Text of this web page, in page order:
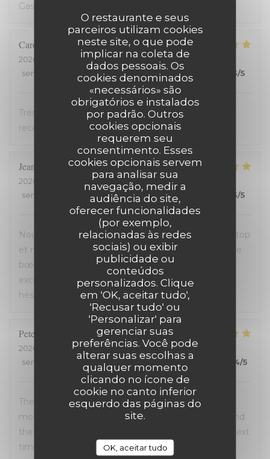
O restaurante e seus
parceiros utilizam cookies
neste site, o que pode
implicar na coleta de
dados pessoais. Os
cookies denominados
«necessários» são
obrigatórios e instalados
por padrão. Outros
cookies opcionais
requerem seu
consentimento. Esses
cookies opcionais servem
para analisar sua
navegação, medir a
audiência do site,
oferecer funcionalidades
(por exemplo,
relacionadas às redes
sociais) ou exibir
publicidade ou
conteúdos
personalizados. Clique
em 'OK, aceitar tudo',
'Recusar tudo' ou
'Personalizar' para
gerenciar suas
preferências. Você pode
alterar suas escolhas a
qualquer momento
clicando no ícone de
cookie no canto inferior
esquerdo das páginas do
site.
OK, aceitar tudo
Gastvrij, gezellig, heerlijk
Carole
2026-07-18
- 21:00 - guests 2
service
ambience /5 quality_price 5/5
Très bon accueil et cuisine excellente. On
recommande !
Jean-David F
2026-07-13
- 20:30 - guests 2
service
ambience:5/5 menu 5/5 5/5
Nous avons passé une excellente soirée, service au top
et nourriture de très bonne qualité. J’ai pris la cote de
bœuf et je me suis régalé. Les frites étaient aussi
excellentes. Nous recommandons sans aucune
hésitation.
Peter
2026-07-12
- 14:00 - guests 2
service
ambience : 5/5 menu : 5/5 quality_price 4/5
The entire experience was wonderful: the staff were
most helpful, the ambiance was “Old Lille” charm, and
the food was superb. We will definately return the next
time we are in Lille